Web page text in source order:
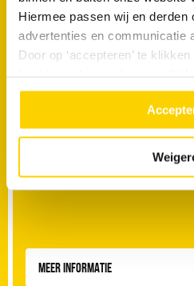
Hiermee passen wij en derden
advertenties en communicatie
Door op ‘accepteren’ te
meer over in onsprivacy
Vragen of suggesties
RRS Lost
Inclusief garantie, voorrijden,
half uur arbeidsloon en inzet
Meer informatie